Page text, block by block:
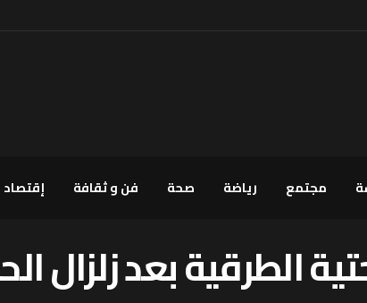
مجتمع رياضة صحة فن و ثقافة إقتصاد
الطرقية بعد